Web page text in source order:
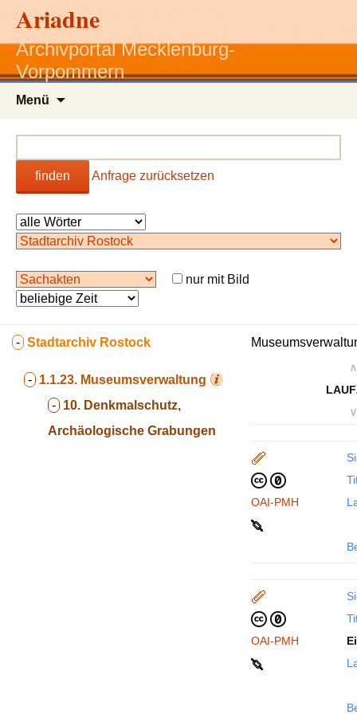
Ariadne
Archivportal Mecklenburg-
Vorpommern
Menü
finden Anfrage zurücksetzen
nur mit Bild
- Stadtarchiv Rostock
- 1.1.23. Museumsverwaltung
- 10. Denkmalschutz,
Archäologische Grabungen
∧
∨
OAI-PMH
OAI-PMH